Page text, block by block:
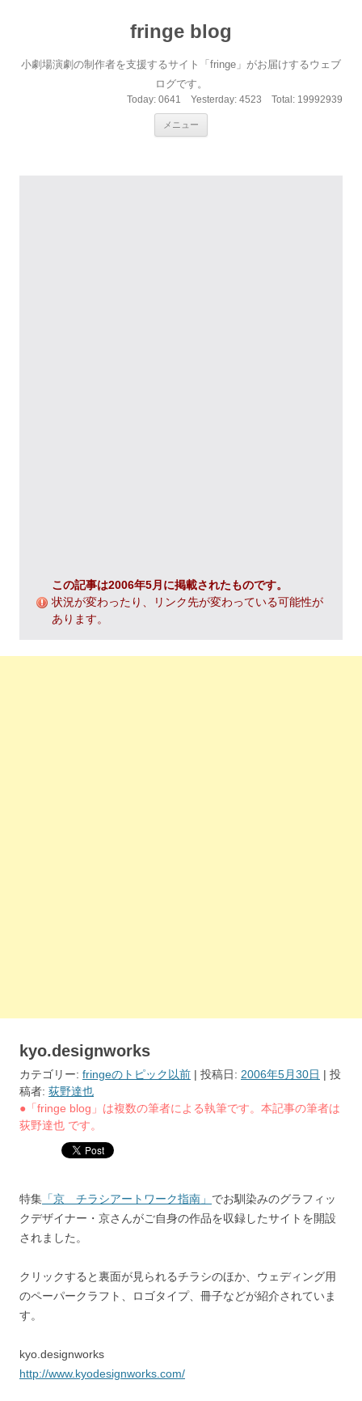
fringe blog
小劇場演劇の制作者を支援するサイト「fringe」がお届けするウェブ
ログです。
Today: 0641 Yesterday: 4523 Total: 19992939
メニュー
この記事は2006年5月に掲載されたものです。
状況が変わったり、リンク先が変わっている可能性が
あります。
kyo.designworks
カテゴリー: fringeのトピック以前 | 投稿日: 2006年5月30日 | 投
稿者: 荻野達也
●「fringe blog」は複数の筆者による執筆です。本記事の筆者は
荻野達也 です。
特集 「京 チラシアートワーク指南」 でお馴染みのグラフィッ
クデザイナー・京さんがご自身の作品を収録したサイトを開設
されました。
クリックすると裏面が見られるチラシのほか、ウェディング用
のペーパークラフト、ロゴタイプ、冊子などが紹介されていま
す。
kyo.designworks
http://www.kyodesignworks.com/